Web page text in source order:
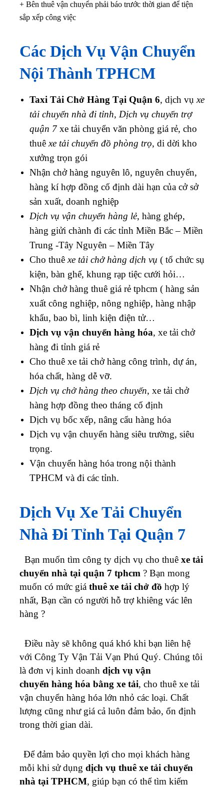
+ Bên thuê vận chuyển phải báo trước thời gian để tiện
sắp xếp công việc
Các Dịch Vụ Vận Chuyển
Nội Thành TPHCM
Taxi Tải Chở Hàng Tại Quận 6, dịch vụxe
tải chuyển nhà đi tỉnh, Dịch vụ chuyển trợ
quận 7 xe tải chuyển văn phòng giá rẻ, cho
thuêxe tải chuyển đồ phòng trọ, di dời kho
xưởng trọn gói
Nhận chở hàng nguyên lô, nguyên chuyến,
hàng kí hợp đồng cố định dài hạn của cở sở
sản xuất, doanh nghiệp
Dịch vụ vận chuyển hàng lẻ, hàng ghép,
hàng giửi chành đi các tỉnh Miền Bắc – Miền
Trung -Tây Nguyên – Miền Tây
Cho thuêxe tải chở hàng dịch vụ ( tổ chức sụ
kiện, bàn ghế, khung rạp tiệc cưới hỏi…
Nhận chở hàng thuê giá rẻ tphcm ( hàng sản
xuất công nghiệp, nông nghiệp, hàng nhập
khẩu, bao bì, linh kiện điện tử…
Dịch vụ vận chuyển hàng hóa, xe tải chở
hàng đi tỉnh giá rẻ
Cho thuê xe tải chở hàng công trình, dự án,
hóa chất, hàng dễ vỡ.
Dịch vụ chở hàng theo chuyến, xe tải chở
hàng hợp đồng theo tháng cố định
Dịch vụ bốc xếp, nâng cẩu hàng hóa
Dịch vụ vận chuyển hàng siêu trường, siêu
trọng.
Vận chuyển hàng hóa trong nội thành
TPHCM và đi các tỉnh.
Dịch Vụ Xe Tải Chuyển
Nhà Đi Tỉnh Tại Quận 7
Bạn muốn tìm công ty dịch vụ cho thuê xe tải
chuyển nhà tại quận 7 tphcm ? Bạn mong
muốn có mức giá thuê xe tải chở đồ hợp lý
nhất, Bạn cần có người hỗ trợ khiêng vác lên
hàng ?
Điều này sẽ không quá khó khi bạn liên hệ
với Công Ty Vận Tải Vạn Phú Quý. Chúng tôi
là đơn vị kinh doanh dịch vụ vận
chuyển hàng hóa bằng xe tải, cho thuê xe tải
vận chuyển hàng hóa lớn nhỏ các loại. Chất
lượng cũng như giá cả luôn đảm bảo, ổn định
trong thời gian dài.
Để đảm bảo quyền lợi cho mọi khách hàng
mỗi khi sử dụng dịch vụ thuê xe tải chuyển
nhà tại TPHCM, giúp bạn có thể tìm kiếm